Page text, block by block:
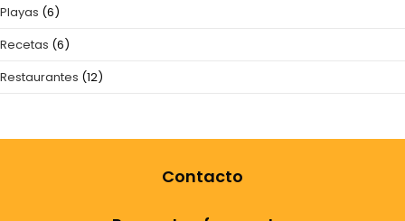
Playas (6)
Recetas (6)
Restaurantes (12)
Contacto